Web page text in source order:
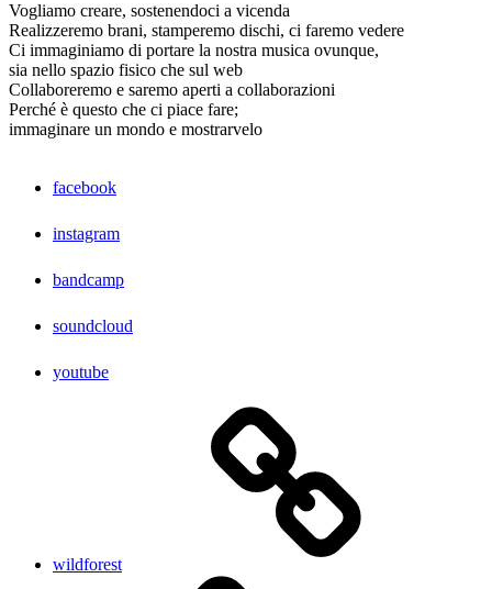
Vogliamo creare, sostenendoci a vicenda
Realizzeremo brani, stamperemo dischi, ci faremo vedere
Ci immaginiamo di portare la nostra musica ovunque,
sia nello spazio fisico che sul web
Collaboreremo e saremo aperti a collaborazioni
Perché è questo che ci piace fare;
immaginare un mondo e mostrarvelo
facebook
instagram
bandcamp
soundcloud
youtube
wildforest